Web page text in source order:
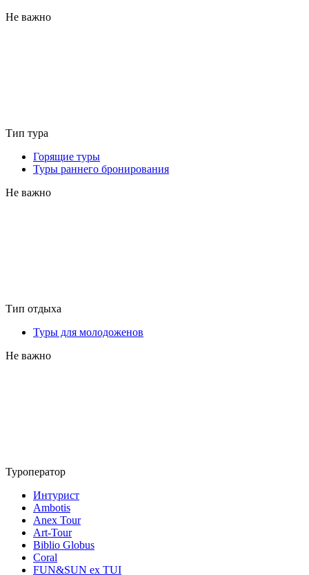
Не важно
Тип тура
Горящие туры
Туры раннего бронирования
Не важно
Тип отдыха
Туры для молодоженов
Не важно
Туроператор
Интурист
Ambotis
Anex Tour
Art-Tour
Biblio Globus
Coral
FUN&SUN ex TUI